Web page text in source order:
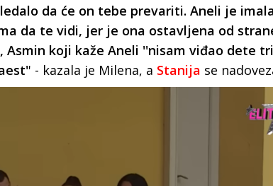
da će on tebe prevariti. Aneli je
da te vidi, jer je ona ostavljena od
koji kaže Aneli ''nisam viđao dete
' - kazala je Milena, a Stanija se